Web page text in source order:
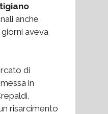
anche
aveva
di
in
risarcimento